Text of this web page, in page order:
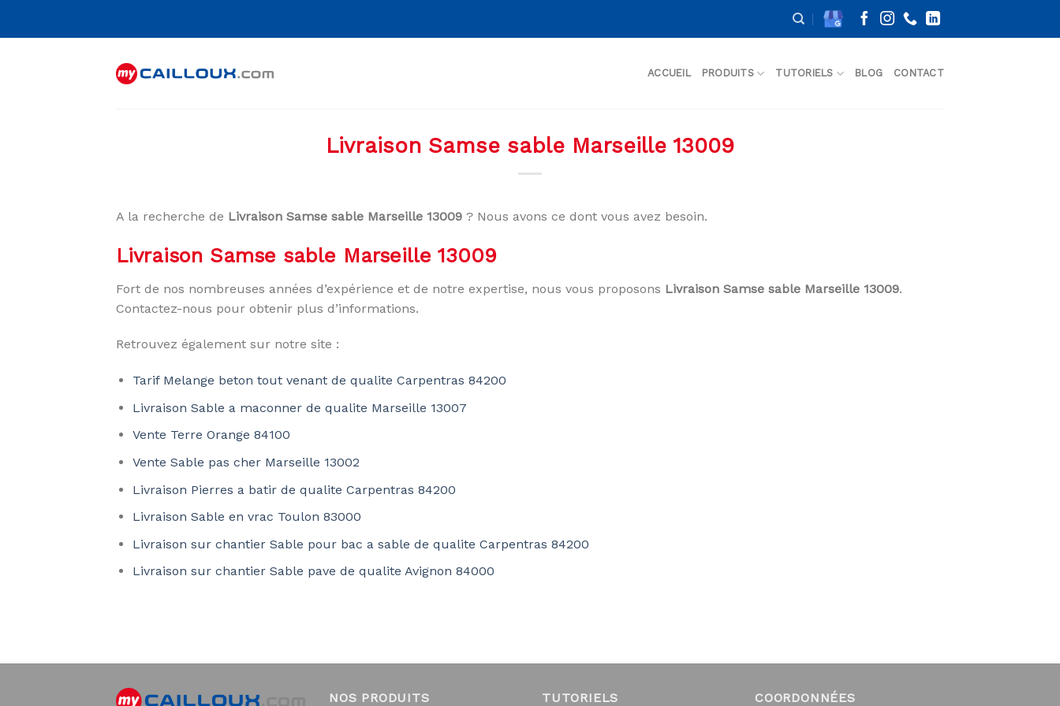
ACCUEIL PRODUITS TUTORIELS BLOG CONTACT
Livraison Samse sable Marseille 13009
A la recherche de Livraison Samse sable Marseille 13009 ? Nous avons ce dont vous avez besoin.
Livraison Samse sable Marseille 13009
Fort de nos nombreuses années d’expérience et de notre expertise, nous vous proposons Livraison Samse sable Marseille 13009.
Contactez-nous pour obtenir plus d’informations.
Retrouvez également sur notre site :
Tarif Melange beton tout venant de qualite Carpentras 84200
Livraison Sable a maconner de qualite Marseille 13007
Vente Terre Orange 84100
Vente Sable pas cher Marseille 13002
Livraison Pierres a batir de qualite Carpentras 84200
Livraison Sable en vrac Toulon 83000
Livraison sur chantier Sable pour bac a sable de qualite Carpentras 84200
Livraison sur chantier Sable pave de qualite Avignon 84000
NOS PRODUITS TUTORIELS COORDONNÉES